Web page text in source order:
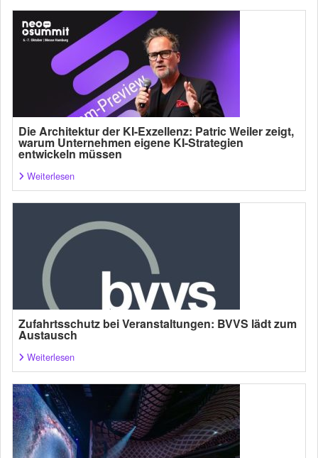
Die Architektur der KI-Exzellenz: Patric Weiler zeigt,
warum Unternehmen eigene KI-Strategien
entwickeln müssen
Weiterlesen
Zufahrtsschutz bei Veranstaltungen: BVVS lädt zum
Austausch
Weiterlesen